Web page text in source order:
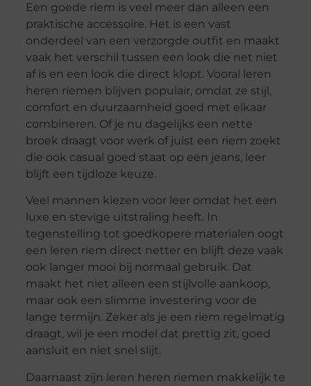
Een goede riem is veel meer dan alleen een
praktische accessoire. Het is een vast
onderdeel van een verzorgde outfit en maakt
vaak het verschil tussen een look die net niet
af is en een look die direct klopt. Vooral leren
heren riemen blijven populair, omdat ze stijl,
comfort en duurzaamheid goed met elkaar
combineren. Of je nu dagelijks een nette
broek draagt voor werk of juist een riem zoekt
die ook casual goed staat op een jeans, leer
blijft een tijdloze keuze.
Veel mannen kiezen voor leer omdat het een
luxe en stevige uitstraling heeft. In
tegenstelling tot goedkopere materialen oogt
een leren riem direct netter en blijft deze vaak
ook langer mooi bij normaal gebruik. Dat
maakt het niet alleen een stijlvolle aankoop,
maar ook een slimme investering voor de
lange termijn. Zeker als je een riem regelmatig
draagt, wil je een model dat prettig zit, goed
aansluit en niet snel slijt.
Daarnaast zijn leren heren riemen makkelijk te